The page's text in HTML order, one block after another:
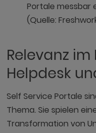
Portale messbar
(Quelle:
Relevanz im
Helpdesk
Self Service Portale
Thema. Sie spielen
Transformation von